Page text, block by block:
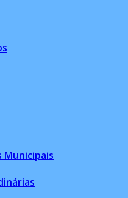
Municipais